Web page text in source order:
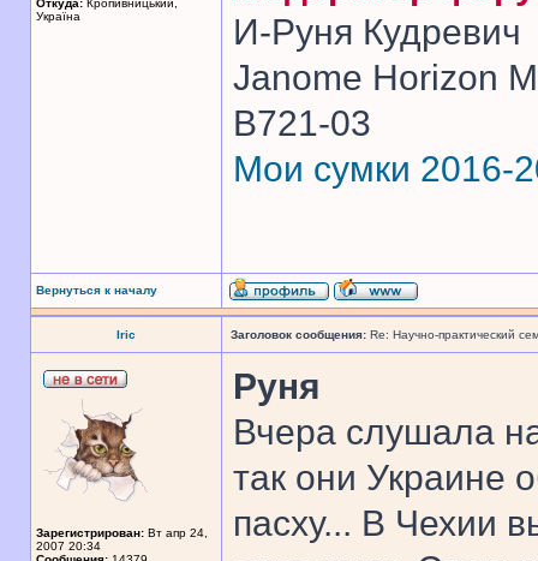
Откуда: Кропивницький,
Україна
И-Руня Кудревич
Janome Horizon
B721-03
Мои сумки 2016-
Вернуться к началу
Iric Заголовок сообщения: Re: Научно-практический
Зарегистрирован: Вт апр 24,
2007 20:34
Руня
Вчера слушала
так они Украине
пасху... В Чехии